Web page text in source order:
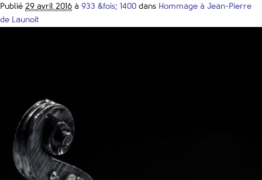
Publié 29 avril 2016 à 933 &fois; 1400 dans Hommage à Jean-Pierre
de Launoit